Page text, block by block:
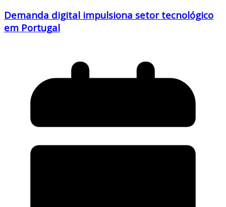
Demanda digital impulsiona setor tecnológico
em Portugal